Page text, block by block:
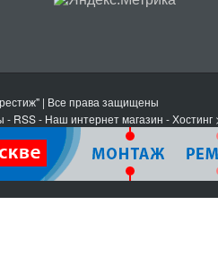
| Все права защищены
- RSS- Наш интернет магазин -Хостинг